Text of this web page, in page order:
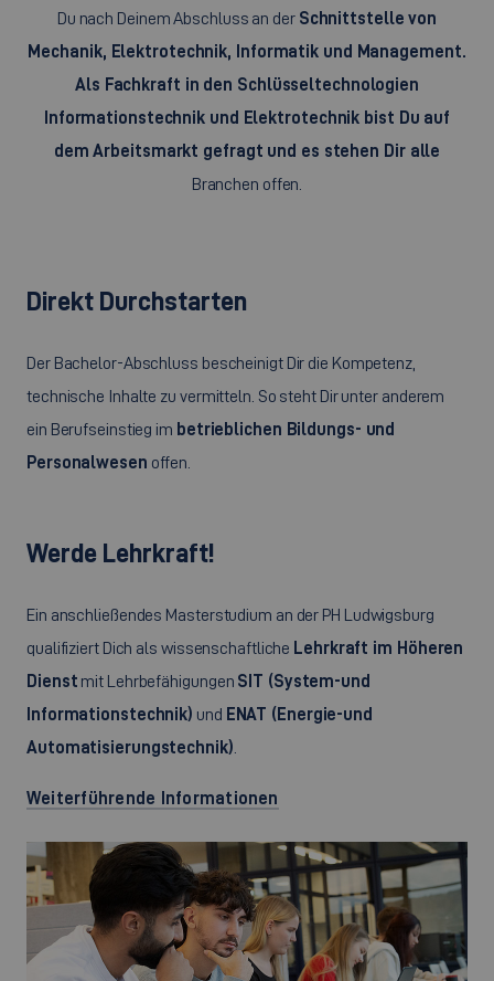
Du nach Deinem Abschluss an der Schnittstelle von
Mechanik, Elektrotechnik, Informatik und Management.
Als Fachkraft in den Schlüsseltechnologien
Informationstechnik und Elektrotechnik bist Du auf
dem Arbeitsmarkt gefragt und es stehen Dir alle
Branchen offen.
Direkt Durchstarten
Der Bachelor-Abschluss bescheinigt Dir die Kompetenz,
technische Inhalte zu vermitteln. So steht Dir unter anderem
ein Berufseinstieg im betrieblichen Bildungs- und
Personalwesen offen.
Werde Lehrkraft!
Ein anschließendes Masterstudium an der PH Ludwigsburg
qualifiziert Dich als wissenschaftliche Lehrkraft im Höheren
Dienst mit Lehrbefähigungen SIT (System-und
Informationstechnik) und ENAT (Energie-und
Automatisierungstechnik)
Weiterführende Informationen